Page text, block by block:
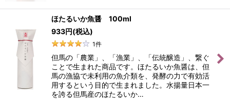
ほたるいか魚醤 100ml
933円(税込)
1件
但馬の「農業」、「漁業」、「伝統醸造」、繋ぐ
ことで生まれた商品です。ほたるいか魚醤は、但
馬の漁協で未利用の魚介類を、発酵の力で有効活
用するという目的で生まれました。水揚量日本一
を誇る但馬産のほたるいか…